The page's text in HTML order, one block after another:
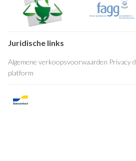
Juridische links
Algemene verkoopsvoorwaarden Privacy
platform